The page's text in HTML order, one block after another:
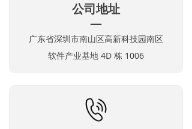
公司地址
—
广东省深圳市南山区高新科技园南区
软件产业基地 4D 栋 1006